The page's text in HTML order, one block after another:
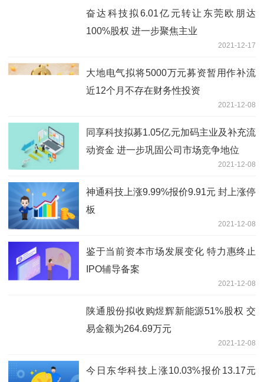
奋达科技拟6.01亿元转让东莞欧朋达
100%股权 进一步聚焦主业
2021-12-17
大地电气拟将5000万元募资暂用作补流
近12个月不存在财务性投资
2021-12-08
同享科技拟募1.05亿元加码主业及补充流
动资金 进一步巩固公司市场竞争地位
2021-12-08
神通科技上涨9.99%报价9.91元 封上涨停
板
2021-12-08
鉴于当前资本市场发展变化 特力惠终止
IPO辅导备案
2021-12-08
陕通股份拟收购煜辉新能源51%股权 交
易金额为264.69万元
2021-12-08
今日东华科技上涨10.03%报价13.17元